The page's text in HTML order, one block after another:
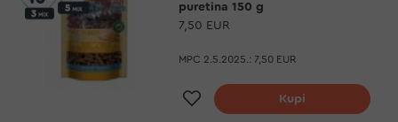
puretina 150 g
7,50 EUR
MPC 2.5.2025.: 7,50 EUR
Dodaj na listu želja
Kupi